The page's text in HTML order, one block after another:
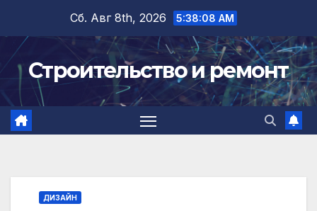
содержимому
Сб. Авг 8th, 2026 5:38:09 AM
Строительство и ремонт
ДИЗАЙН